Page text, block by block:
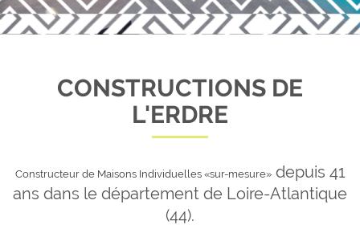
CONSTRUCTIONS DE
L'ERDRE
Constructeur de Maisons Individuelles «sur-mesure»depuis 41
ans dans le département de Loire-Atlantique
(44).